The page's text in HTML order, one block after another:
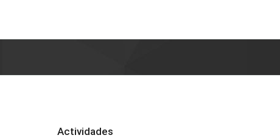
Actividades